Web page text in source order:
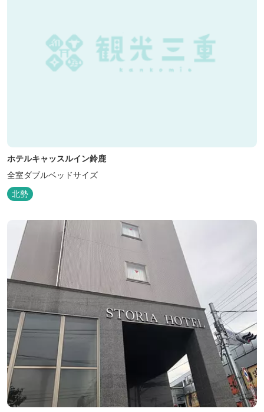
ホテルキャッスルイン鈴鹿
全室ダブルベッドサイズ
北勢